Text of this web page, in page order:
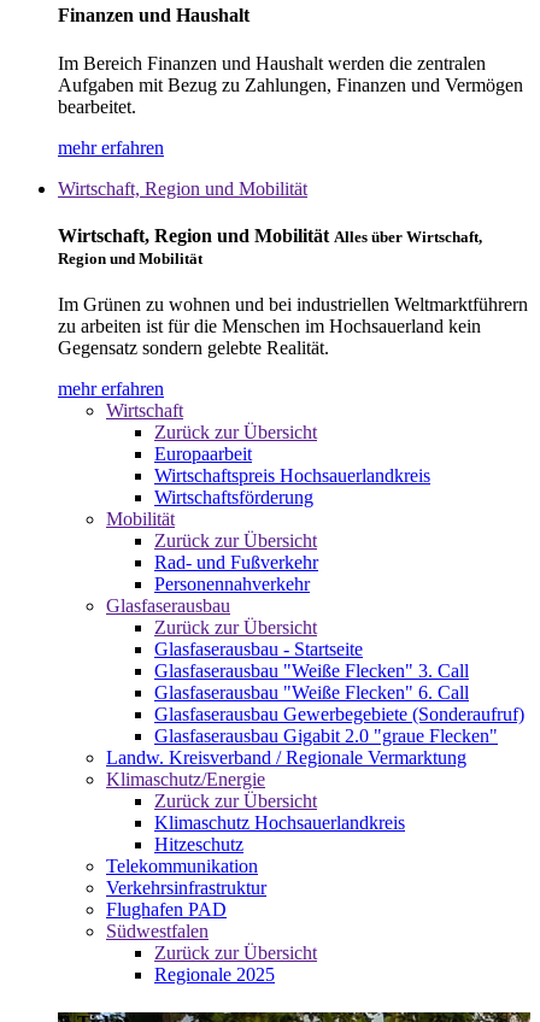
Finanzen und Haushalt
Im Bereich Finanzen und Haushalt werden die zentralen
Aufgaben mit Bezug zu Zahlungen, Finanzen und Vermögen
bearbeitet.
mehr erfahren
Wirtschaft, Region und Mobilität
Wirtschaft, Region und Mobilität Alles über Wirtschaft,
Region und Mobilität
Im Grünen zu wohnen und bei industriellen Weltmarktführern
zu arbeiten ist für die Menschen im Hochsauerland kein
Gegensatz sondern gelebte Realität.
mehr erfahren
Wirtschaft
Zurück zur Übersicht
Europaarbeit
Wirtschaftspreis Hochsauerlandkreis
Wirtschaftsförderung
Mobilität
Zurück zur Übersicht
Rad- und Fußverkehr
Personennahverkehr
Glasfaserausbau
Zurück zur Übersicht
Glasfaserausbau - Startseite
Glasfaserausbau "Weiße Flecken" 3. Call
Glasfaserausbau "Weiße Flecken" 6. Call
Glasfaserausbau Gewerbegebiete (Sonderaufruf)
Glasfaserausbau Gigabit 2.0 "graue Flecken"
Landw. Kreisverband / Regionale Vermarktung
Klimaschutz/Energie
Zurück zur Übersicht
Klimaschutz Hochsauerlandkreis
Hitzeschutz
Telekommunikation
Verkehrsinfrastruktur
Flughafen PAD
Südwestfalen
Zurück zur Übersicht
Regionale 2025